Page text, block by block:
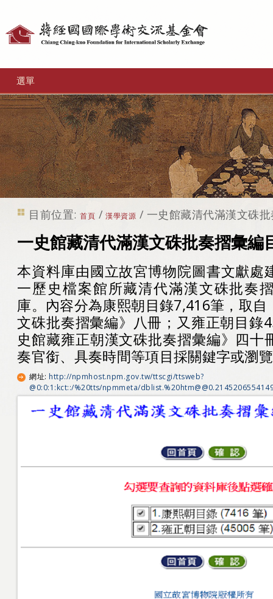
選單
目前位置: 首頁 /漢學資源 / 一史館藏清代滿漢文硃
一史館藏清代滿漢文硃批奏摺彙編
本資料庫由國立故宮博物院圖書文獻處
一歷史檔案館所藏清代滿漢文硃批奏
庫。內容分為康熙朝目錄7,416筆，取
文硃批奏摺彙編》八冊；又雍正朝目錄
史館藏雍正朝漢文硃批奏摺彙編》四十
奏官銜、具奏時間等項目採關鍵字或瀏
網址: http://npmhost.npm.gov.tw/ttscgi/ttsweb?
@0:0:1:kct::/%20tts/npmmeta/